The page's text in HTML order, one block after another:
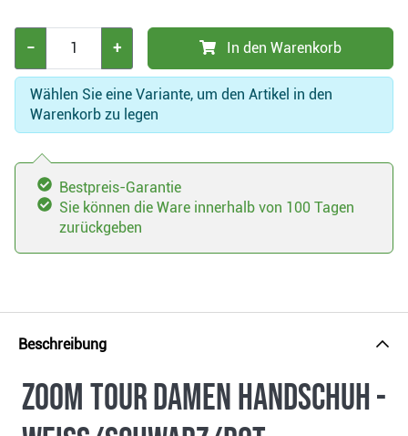
− + In den Warenkorb
Wählen Sie eine Variante, um den Artikel in den
Warenkorb zu legen
Bestpreis-Garantie
Sie können die Ware innerhalb von 100 Tagen
zurückgeben
Beschreibung
Zoom Tour Damen Handschuh -